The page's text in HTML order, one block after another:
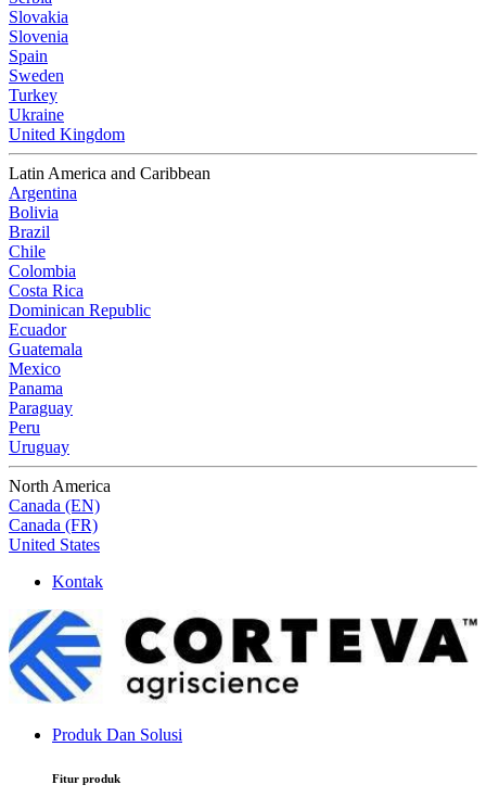
Slovakia
Slovenia
Spain
Sweden
Turkey
Ukraine
United Kingdom
Latin America and Caribbean
Argentina
Bolivia
Brazil
Chile
Colombia
Costa Rica
Dominican Republic
Ecuador
Guatemala
Mexico
Panama
Paraguay
Peru
Uruguay
North America
Canada (EN)
Canada (FR)
United States
Kontak
Produk Dan Solusi
Fitur produk